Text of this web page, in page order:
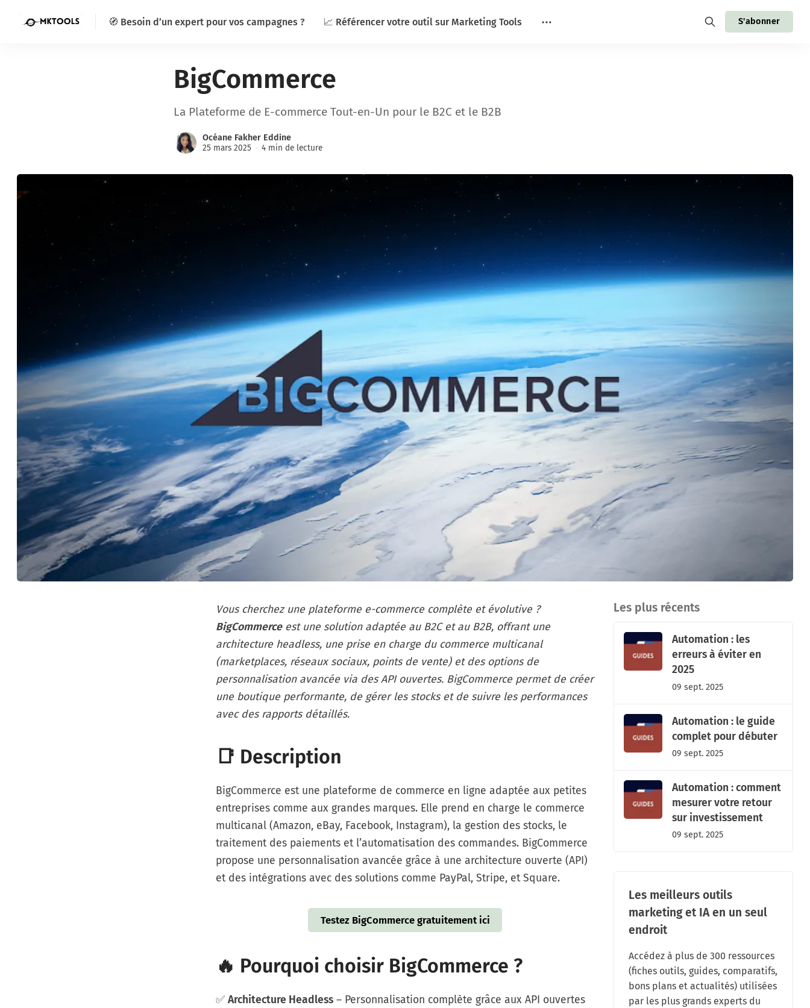
🧭 Besoin d’un expert pour vos campagnes ? 📈 Référencer votre outil sur Marketing Tools S'abonner
BigCommerce
La Plateforme de E-commerce Tout-en-Un pour le B2C et le B2B
Océane Fakher Eddine
25 mars 2025
4 min de lecture
Vous cherchez une plateforme e-commerce complète et évolutive ?
BigCommerceest une solution adaptée au B2C et au B2B, offrant une
architecture headless, une prise en charge du commerce multicanal
(marketplaces, réseaux sociaux, points de vente) et des options de
personnalisation avancée via des API ouvertes. BigCommerce permet de créer
une boutique performante, de gérer les stocks et de suivre les performances
avec des rapports détaillés.
📑 Description
BigCommerce est une plateforme de commerce en ligne adaptée aux petites
entreprises comme aux grandes marques. Elle prend en charge le commerce
multicanal (Amazon, eBay, Facebook, Instagram), la gestion des stocks, le
traitement des paiements et l’automatisation des commandes. BigCommerce
propose une personnalisation avancée grâce à une architecture ouverte (API)
et des intégrations avec des solutions comme PayPal, Stripe, et Square.
Testez BigCommerce gratuitement ici
🔥 Pourquoi choisir BigCommerce ?
✅ Architecture Headless – Personnalisation complète grâce aux API ouvertes
Les plus récents
Automation : les
erreurs à éviter en
2025
09 sept. 2025
Automation : le guide
complet pour débuter
09 sept. 2025
Automation : comment
mesurer votre retour
sur investissement
09 sept. 2025
Les meilleurs outils
marketing et IA en un seul
endroit
Accédez à plus de 300 ressources
(fiches outils, guides, comparatifs,
bons plans et actualités) utilisées
par les plus grands experts du